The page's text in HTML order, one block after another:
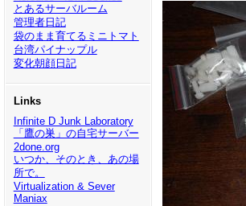
とあるサーバルーム
管理者日記
袋のまま育てるミニトマト
台湾パイナップル
変化朝顔日記
Links
Infinite D Junk Laboratory
「鷹の巣」の自宅サーバー
2done.org
いつか、そのとき、あの場
所で。
Virtualization & Sever
Maniax